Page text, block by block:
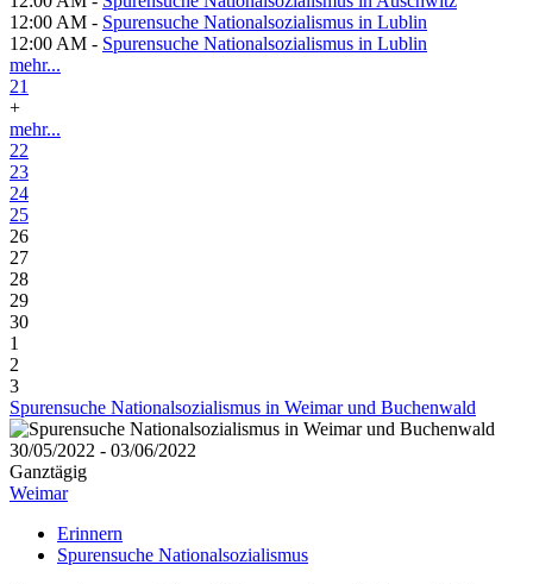
12:00 AM - Spurensuche Nationalsozialismus in Lublin
12:00 AM - Spurensuche Nationalsozialismus in Lublin
mehr...
21
+
mehr...
22
23
24
25
26
27
28
29
30
1
2
3
Spurensuche Nationalsozialismus in Weimar und Buchenwald
30/05/2022 - 03/06/2022
Ganztägig
Weimar
Erinnern
Spurensuche Nationalsozialismus